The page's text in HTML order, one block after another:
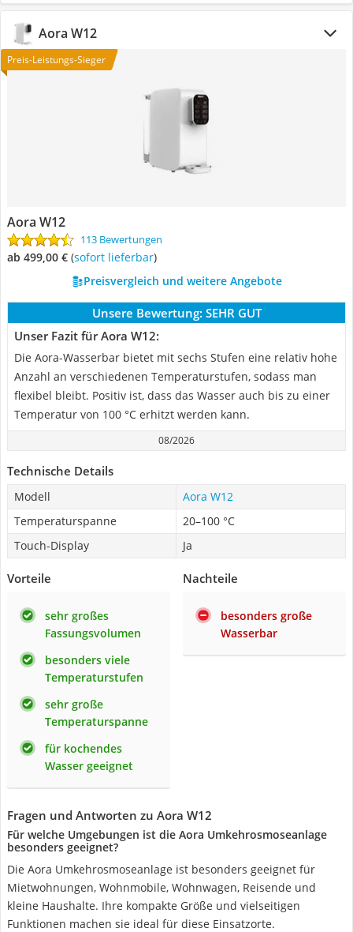
Aora W12
Preis-Leistungs-Sieger
Aora W12
113 Bewertungen
ab 499,00 € ( Sofort lieferbar)
Preisvergleich und weitere Angebote
Unsere Bewertung: SEHR GUT
Unser Fazit für Aora W12:
Die Aora-Wasserbar bietet mit sechs Stufen eine relativ hohe
Anzahl an verschiedenen Temperaturstufen, sodass man
flexibel bleibt. Positiv ist, dass das Wasser auch bis zu einer
Temperatur von 100 °C erhitzt werden kann.
08/2026
Technische Details
Modell
Aora W12
Temperaturspanne
20–100 °C
Touch-Display
Ja
Vorteile
sehr großes
Fassungsvolumen
besonders viele
Temperaturstufen
sehr große
Temperaturspanne
für kochendes
Wasser geeignet
Nachteile
besonders große
Wasserbar
Fragen und Antworten zu Aora W12
Für welche Umgebungen ist die Aora Umkehrosmoseanlage
besonders geeignet?
Die Aora Umkehrosmoseanlage ist besonders geeignet für
Mietwohnungen, Wohnmobile, Wohnwagen, Reisende und
kleine Haushalte. Ihre kompakte Größe und vielseitigen
Funktionen machen sie ideal für diese Einsatzorte.